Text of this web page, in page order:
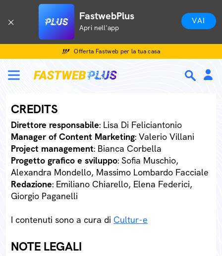
FastwebPlus
Apri nell'app
VAI
Offerta Fastweb per la tua casa
CREDITS
Direttore responsabile: Lisa Di Feliciantonio
Manager of Content Marketing: Valerio Villani
Project management: Bianca Corbella
Progetto grafico e sviluppo: Sofia Muschio,
Alexandra Mondello, Massimo Lombardo Facciale
Redazione: Emiliano Chiarello, Elena Federici,
Giorgio Paganelli
I contenuti sono a cura di Cultur-e
NOTE LEGALI